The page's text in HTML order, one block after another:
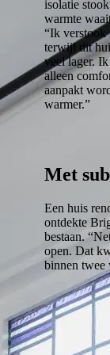
isolatie
warmte
“Ik verstook
terwijl dit
veel lager.
alleen
aanpakt
warmer.”
Met
Een huis
ontdekte
bestaan.
open. Dat
binnen twee